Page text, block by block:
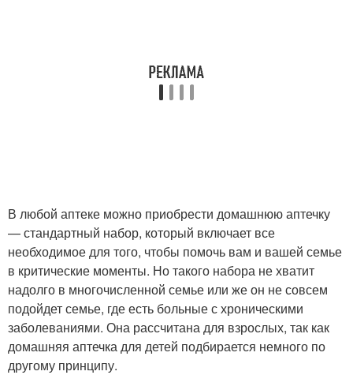
В любой аптеке можно приобрести домашнюю аптечку
— стандартный набор, который включает все
необходимое для того, чтобы помочь вам и вашей семье
в критические моменты. Но такого набора не хватит
надолго в многочисленной семье или же он не совсем
подойдет семье, где есть больные с хроническими
заболеваниями. Она рассчитана для взрослых, так как
домашняя аптечка для детей подбирается немного по
другому принципу.